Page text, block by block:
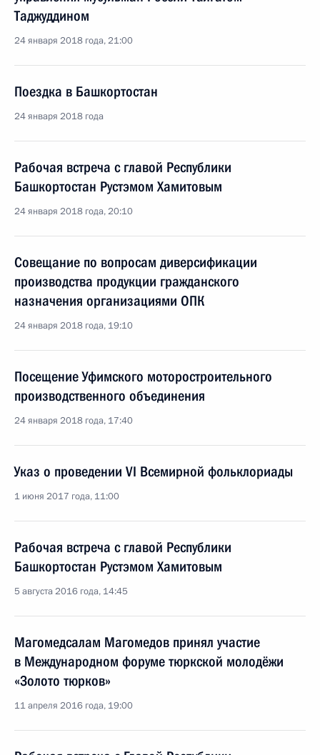
Таджуддином
24 января 2018 года, 21:00
Поездка в Башкортостан
24 января 2018 года
Рабочая встреча с главой Республики
Башкортостан Рустэмом Хамитовым
24 января 2018 года, 20:10
Совещание по вопросам диверсификации
производства продукции гражданского
назначения организациями ОПК
24 января 2018 года, 19:10
Посещение Уфимского моторостроительного
производственного объединения
24 января 2018 года, 17:40
Указ о проведении VI Всемирной фольклориады
1 июня 2017 года, 11:00
Рабочая встреча с главой Республики
Башкортостан Рустэмом Хамитовым
5 августа 2016 года, 14:45
Магомедсалам Магомедов принял участие
в Международном форуме тюркской молодёжи
«Золото тюрков»
11 апреля 2016 года, 19:00